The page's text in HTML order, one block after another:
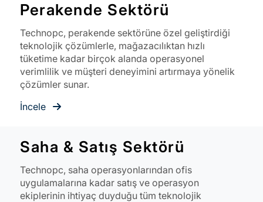
Perakende Sektörü
Technopc, perakende sektörüne özel geliştirdiği
teknolojik çözümlerle, mağazacılıktan hızlı
tüketime kadar birçok alanda operasyonel
verimlilik ve müşteri deneyimini artırmaya yönelik
çözümler sunar.
İncele
Saha & Satış Sektörü
Technopc, saha operasyonlarından ofis
uygulamalarına kadar satış ve operasyon
ekiplerinin ihtiyaç duyduğu tüm teknolojik